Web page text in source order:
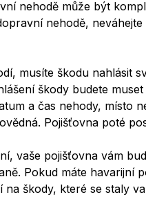
nehodě může být
nehodě,
musíte škodu nahlásit
škody budete
a čas nehody, místo
Pojišťovna poté
vaše pojišťovna vám
Pokud máte havarijní
škody, které se staly